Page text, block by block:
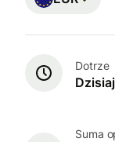
Dotrze
Suma